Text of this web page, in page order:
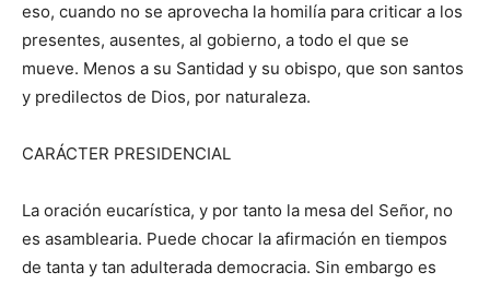
eso, cuando no se aprovecha la homilía para criticar a los
presentes, ausentes, al gobierno, a todo el que se
mueve. Menos a su Santidad y su obispo, que son santos
y predilectos de Dios, por naturaleza.
CARÁCTER PRESIDENCIAL
La oración eucarística, y por tanto la mesa del Señor, no
es asamblearia. Puede chocar la afirmación en tiempos
de tanta y tan adulterada democracia. Sin embargo es